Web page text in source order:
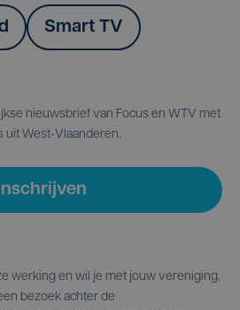
Smart TV
nieuwsbrief van Focus en WTV met
uit West-Vlaanderen.
werking en wil je met jouw vereniging,
bezoek achter de